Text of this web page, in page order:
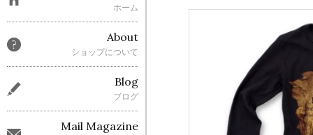
ホーム
About
ショップについて
Blog
ブログ
Mail Magazine